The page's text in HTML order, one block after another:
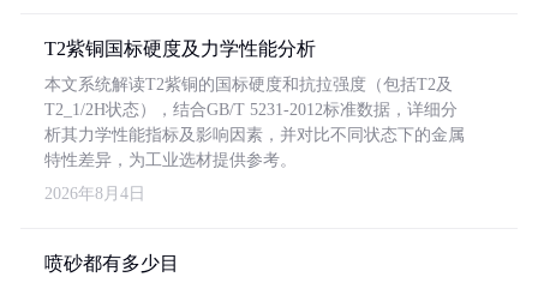
T2紫铜国标硬度及力学性能分析
本文系统解读T2紫铜的国标硬度和抗拉强度（包括T2及
T2_1/2H状态），结合GB/T 5231-2012标准数据，详细分
析其力学性能指标及影响因素，并对比不同状态下的金属
特性差异，为工业选材提供参考。
2026年8月4日
喷砂都有多少目